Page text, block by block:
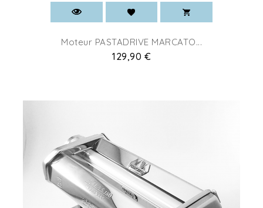
Moteur PASTADRIVE MARCATO...
Pret
129,90 €